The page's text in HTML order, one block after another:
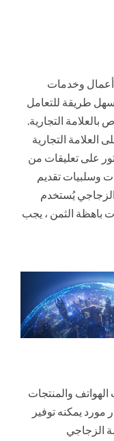
وخدمات
أسهل طريقة للتعامل
التجارية.
العلامة التجارية
على تعليقات من
وسلبيات تقديم
يُستخدم
باهظة الثمن ، يجب
والمنتجات
مورد يمكنه توفير
الزجاجي